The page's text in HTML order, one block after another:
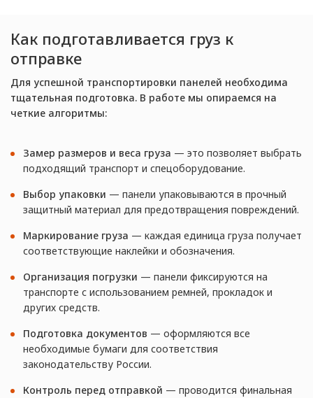
Как подготавливается груз к
отправке
Для успешной транспортировки панелей необходима
тщательная подготовка. В работе мы опираемся на
четкие алгоритмы:
Замер размеров и веса груза — это позволяет выбрать
подходящий транспорт и спецоборудование.
Выбор упаковки — панели упаковываются в прочный
защитный материал для предотвращения повреждений.
Маркирование груза — каждая единица груза получает
соответствующие наклейки и обозначения.
Организация погрузки — панели фиксируются на
транспорте с использованием ремней, прокладок и
других средств.
Подготовка документов — оформляются все
необходимые бумаги для соответствия
законодательству России.
Контроль перед отправкой — проводится финальная